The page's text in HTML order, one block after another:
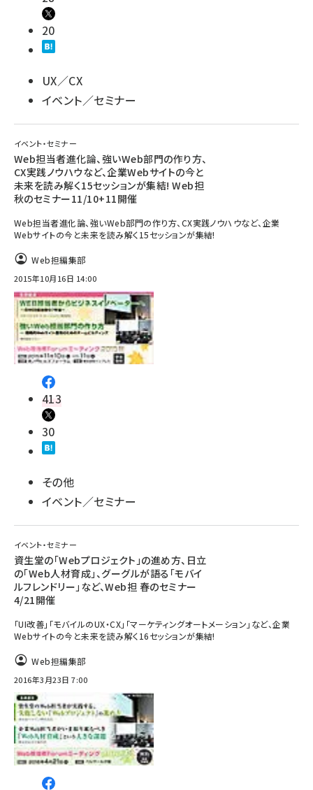
20
UX／CX
イベント／セミナー
イベント・セミナー
Web担当者進化論、強いWeb部門の作り方、
CX実践ノウハウなど、企業Webサイトの今と
未来を読み解く15セッションが集結! Web担
秋のセミナー11/10+11開催
Web担当者進化論、強いWeb部門の作り方、CX実践ノウハウなど、企業
Webサイトの今と未来を読み解く15セッションが集結!
Web担編集部
2015年10月16日 14:00
413
30
その他
イベント／セミナー
イベント・セミナー
資生堂の「Webプロジェクト」の進め方、日立
の「Web人材育成」、グーグルが語る「モバイ
ルフレンドリー」など、Web担 春のセミナー
4/21開催
「UI改善」「モバイルのUX・CX」「マーケティングオートメーション」など、企業
Webサイトの今と未来を読み解く16セッションが集結!
Web担編集部
2016年3月23日 7:00